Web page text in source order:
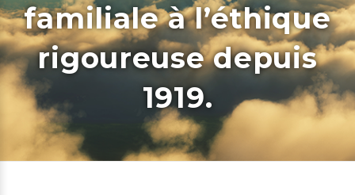
familiale à l’éthique
rigoureuse depuis
1919.